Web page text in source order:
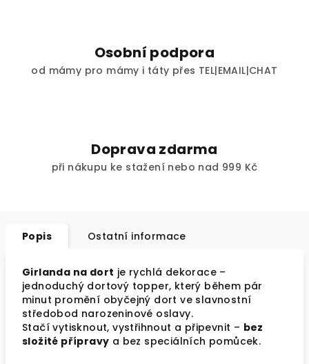
Osobní podpora
od mámy pro mámy i táty přes TEL|EMAIL|CHAT
Doprava zdarma
při nákupu ke stažení nebo nad 999 Kč
Popis Ostatní informace
Girlanda na dort je rychlá dekorace –
jednoduchý dortový topper, který během pár
minut promění obyčejný dort ve slavnostní
středobod narozeninové oslavy.
Stačí vytisknout, vystřihnout a připevnit – bez
složité přípravy a bez speciálních pomůcek.